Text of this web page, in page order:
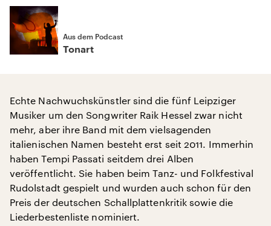
Aus dem Podcast
Tonart
Echte Nachwuchskünstler sind die fünf Leipziger
Musiker um den Songwriter Raik Hessel zwar nicht
mehr, aber ihre Band mit dem vielsagenden
italienischen Namen besteht erst seit 2011. Immerhin
haben Tempi Passati seitdem drei Alben
veröffentlicht. Sie haben beim Tanz- und Folkfestival
Rudolstadt gespielt und wurden auch schon für den
Preis der deutschen Schallplattenkritik sowie die
Liederbestenliste nominiert.